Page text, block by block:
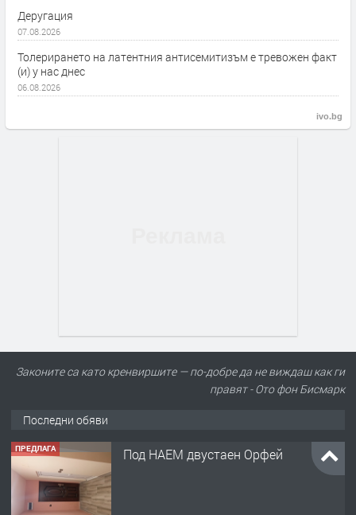
Деругация
07.08.2026
Толерирането на латентния антисемитизъм е тревожен факт
(и) у нас днес
06.08.2026
ivo.bg
Законите са като кренвиршите — по-добре да не виждаш как ги
правят - Ото фон Бисмарк
Последни обяви
ПРЕДЛАГА Под НАЕМ двустаен Орфей